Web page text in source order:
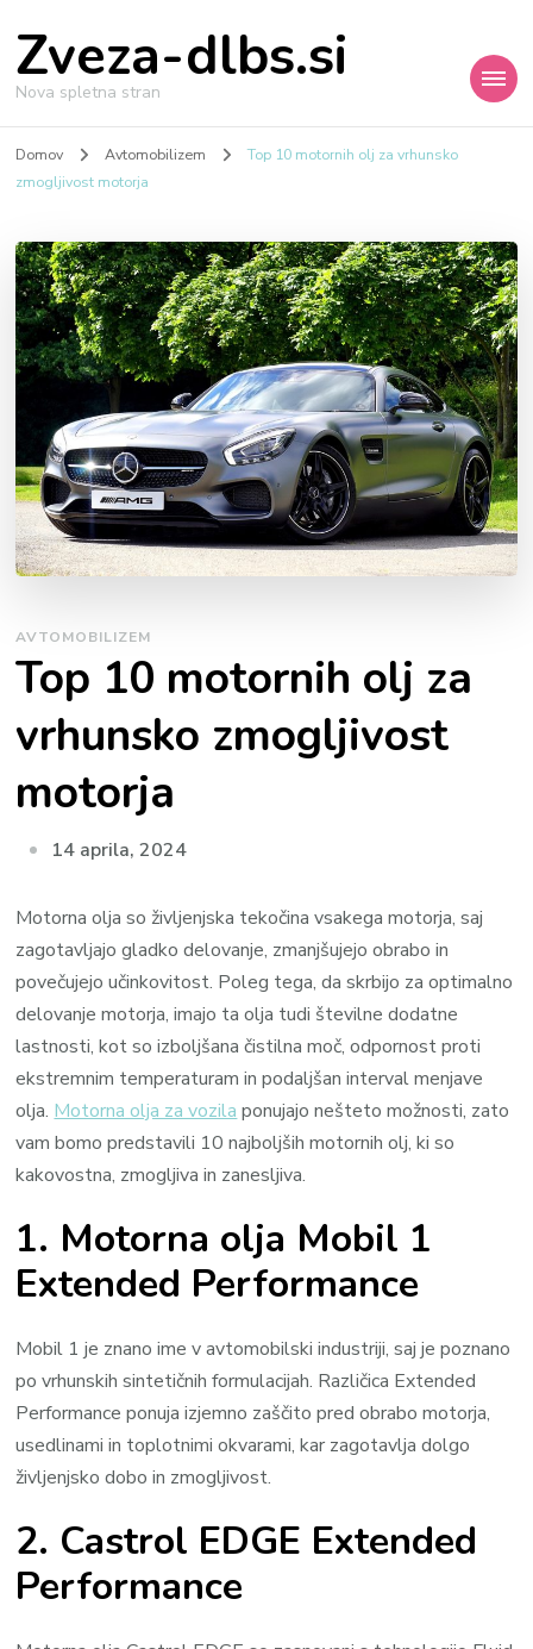
Zveza-dlbs.si
Nova spletna stran
Domov Avtomobilizem
Top 10 motornih olj za vrhunsko
zmogljivost motorja
AVTOMOBILIZEM
Top 10 motornih olj za
vrhunsko zmogljivost
motorja
14 aprila, 2024
Motorna olja so življenjska tekočina vsakega motorja, saj
zagotavljajo gladko delovanje, zmanjšujejo obrabo in
povečujejo učinkovitost. Poleg tega, da skrbijo za optimalno
delovanje motorja, imajo ta olja tudi številne dodatne
lastnosti, kot so izboljšana čistilna moč, odpornost proti
ekstremnim temperaturam in podaljšan interval menjave
olja. Motorna olja za vozila ponujajo nešteto možnosti, zato
vam bomo predstavili 10 najboljših motornih olj, ki so
kakovostna, zmogljiva in zanesljiva.
1. Motorna olja Mobil 1
Extended Performance
Mobil 1 je znano ime v avtomobilski industriji, saj je poznano
po vrhunskih sintetičnih formulacijah. Različica Extended
Performance ponuja izjemno zaščito pred obrabo motorja,
usedlinami in toplotnimi okvarami, kar zagotavlja dolgo
življenjsko dobo in zmogljivost.
2. Castrol EDGE Extended
Performance